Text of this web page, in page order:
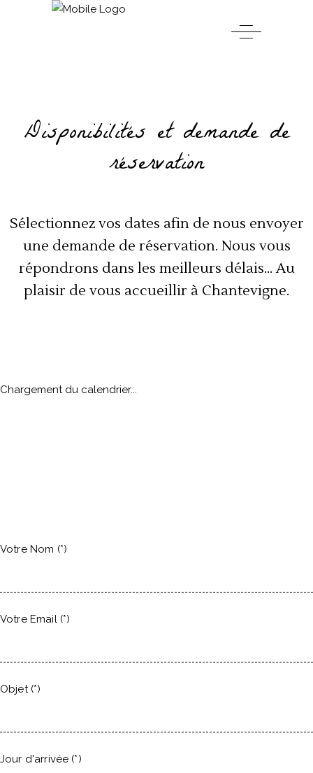
Disponibilités et demande de
réservation
Sélectionnez vos dates afin de nous envoyer
une demande de réservation. Nous vous
répondrons dans les meilleurs délais… Au
plaisir de vous accueillir à Chantevigne.
Chargement du calendrier...
Votre Nom (*)
Votre Email (*)
Objet (*)
Jour d'arrivée (*)